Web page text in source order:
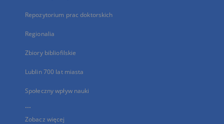
Repozytorium prac doktorskich
Regionalia
Zbiory bibliofilskie
Lublin 700 lat miasta
Społeczny wpływ nauki
...
Zobacz więcej